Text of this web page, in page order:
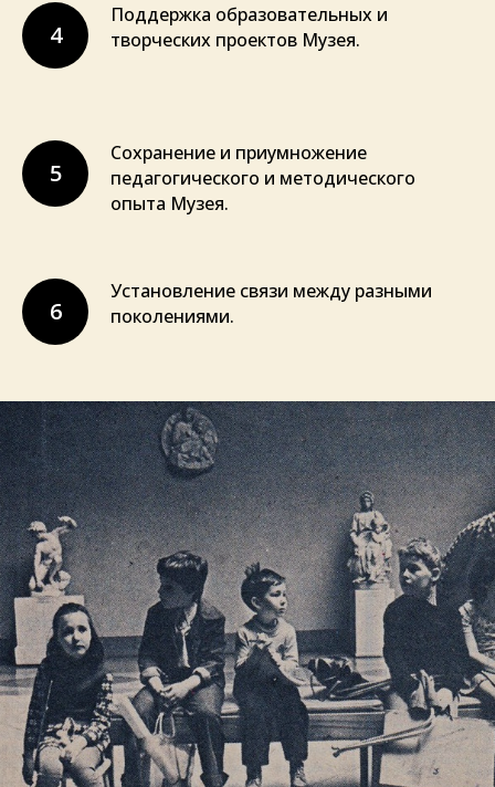
4
Поддержка образовательных и
творческих проектов Музея.
5
Сохранение и приумножение
педагогического и методического
опыта Музея.
6
Установление связи между разными
поколениями.